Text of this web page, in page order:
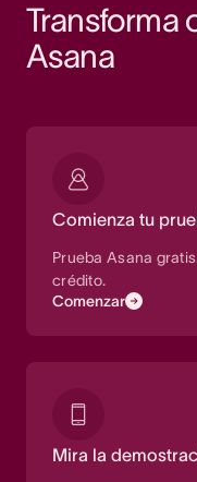
Transforma
Asana
Comienza tu
Prueba Asana
crédito.
Comenzar
Mira la